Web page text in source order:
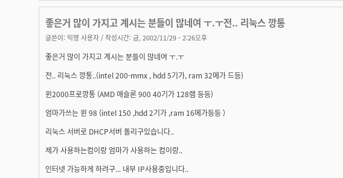
좋은거 많이 가지고 계시는 분들이 많네여 ㅜ.ㅜ전.. 리눅스 깡통
글쓴이: 익명 사용자 / 작성시간: 금, 2002/11/29 - 2:26오후
좋은거 많이 가지고 계시는 분들이 많네여 ㅜ.ㅜ
전.. 리눅스 깡통..(intel 200-mmx , hdd 5기가, ram 32메가 드등)
윈2000프로깡통 (AMD 애슬론 900 40기가 128램 등등)
엄마가쓰는 윈 98 (intel 150 ,hdd 2기가 ,ram 16메가등등 )
리눅스 서버로 DHCP서버 돌리구있습니다..
제가 사용하는컴이랑 엄마가 사용하는 컴이랑..
인터넷 가능하게 하려구... 내부 IP사용중입니다..